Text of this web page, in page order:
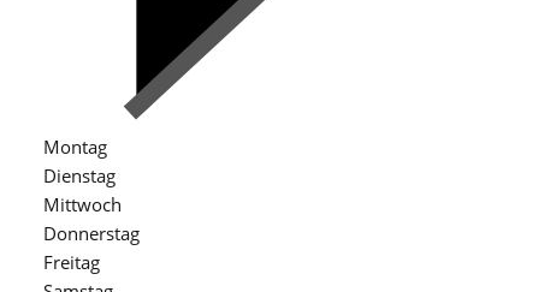
Montag
Dienstag
Mittwoch
Donnerstag
Freitag